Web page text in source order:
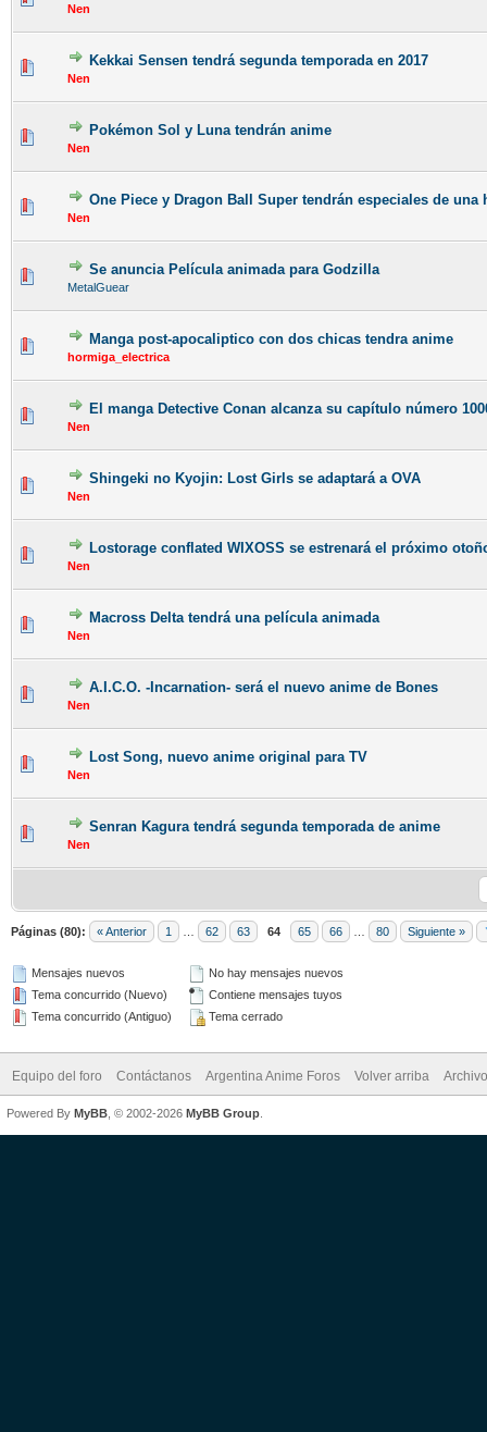
Nen
Kekkai Sensen tendrá segunda temporada en 2017
Nen
Pokémon Sol y Luna tendrán anime
Nen
One Piece y Dragon Ball Super tendrán especiales de una
Nen
Se anuncia Película animada para Godzilla
MetalGuear
Manga post-apocaliptico con dos chicas tendra anime
hormiga_electrica
El manga Detective Conan alcanza su capítulo número
Nen
Shingeki no Kyojin: Lost Girls se adaptará a OVA
Nen
Lostorage conflated WIXOSS se estrenará el próximo
Nen
Macross Delta tendrá una película animada
Nen
A.I.C.O. -Incarnation- será el nuevo anime de Bones
Nen
Lost Song, nuevo anime original para TV
Nen
Senran Kagura tendrá segunda temporada de anime
Nen
Páginas (80): « Anterior 1 62 63 64 65 66 80 Siguiente »
Mensajes nuevos
Tema concurrido (Nuevo)
Tema concurrido (Antiguo)
No hay mensajes nuevos
Contiene mensajes tuyos
Tema cerrado
Equipo del foro Contáctanos Argentina Anime Foros Volver arriba
Powered By MyBB , © 2002-2026 MyBB Group